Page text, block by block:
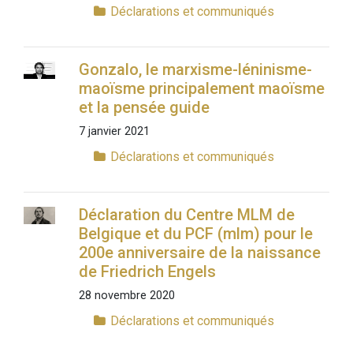
Déclarations et communiqués
Gonzalo, le marxisme-léninisme-
maoïsme principalement maoïsme
et la pensée guide
7 janvier 2021
Déclarations et communiqués
Déclaration du Centre MLM de
Belgique et du PCF (mlm) pour le
200e anniversaire de la naissance
de Friedrich Engels
28 novembre 2020
Déclarations et communiqués